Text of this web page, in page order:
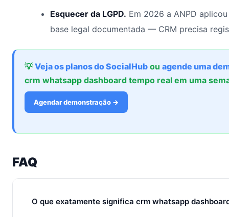
Esquecer da LGPD. Em 2026 a ANPD
base legal documentada — CRM precisa
💡Veja os planos do SocialHub ou agende uma
crm whatsapp dashboard tempo real em uma
Agendar demonstração →
FAQ
O que exatamente significa crm whatsapp